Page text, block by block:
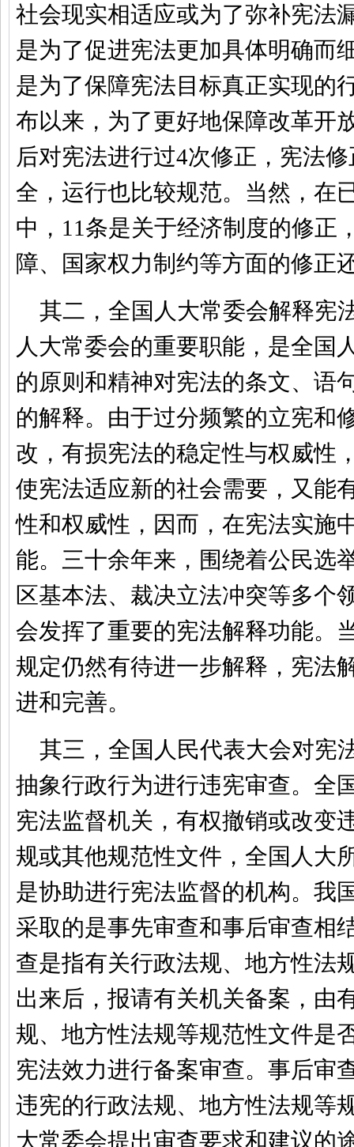
社会现实相适应或为了弥补宪法
是为了促进宪法更加具体明确而
是为了保障宪法目标真正实现的
布以来，为了更好地保障改革开
后对宪法进行过4次修正，宪法
全，运行也比较规范。当然，在
中，11条是关于经济制度的修正
障、国家权力制约等方面的修正
其二，全国人大常委会解释宪
人大常委会的重要职能，是全国
的原则和精神对宪法的条文、语
的解释。由于过分频繁的立宪和
改，有损宪法的稳定性与权威性
使宪法适应新的社会需要，又能
性和权威性，因而，在宪法实施
能。三十余年来，围绕着公民选
区基本法、裁决立法冲突等多个
会发挥了重要的宪法解释功能。
规定仍然有待进一步解释，宪法
进和完善。
其三，全国人民代表大会对宪
抽象行政行为进行违宪审查。全
宪法监督机关，有权撤销或改变
规或其他规范性文件，全国人大
是协助进行宪法监督的机构。我
采取的是事先审查和事后审查相
查是指有关行政法规、地方性法
出来后，报请有关机关备案，由
规、地方性法规等规范性文件是
宪法效力进行备案审查。事后审
违宪的行政法规、地方性法规等
大常委会提出审查要求和建议的